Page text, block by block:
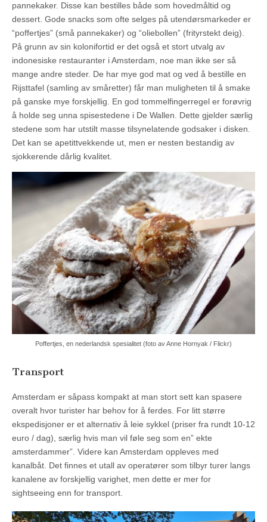
pannekaker. Disse kan bestilles både som hovedmåltid og
dessert. Gode snacks som ofte selges på utendørsmarkeder er
“poffertjes” (små pannekaker) og “oliebollen” (frityrstekt deig).
På grunn av sin kolonifortid er det også et stort utvalg av
indonesiske restauranter i Amsterdam, noe man ikke ser så
mange andre steder. De har mye god mat og ved å bestille en
Rijsttafel (samling av småretter) får man muligheten til å smake
på ganske mye forskjellig. En god tommelfingerregel er forøvrig
å holde seg unna spisestedene i De Wallen. Dette gjelder særlig
stedene som har utstilt masse tilsynelatende godsaker i disken.
Det kan se apetittvekkende ut, men er nesten bestandig av
sjokkerende dårlig kvalitet.
Poffertjes, en nederlandsk spesialitet (foto av Anne Hornyak / Flickr)
Transport
Amsterdam er såpass kompakt at man stort sett kan spasere
overalt hvor turister har behov for å ferdes. For litt større
ekspedisjoner er et alternativ å leie sykkel (priser fra rundt 10-12
euro / dag), særlig hvis man vil føle seg som en” ekte
amsterdammer”. Videre kan Amsterdam oppleves med
kanalbåt. Det finnes et utall av operatører som tilbyr turer langs
kanalene av forskjellig varighet, men dette er mer for
sightseeing enn for transport.